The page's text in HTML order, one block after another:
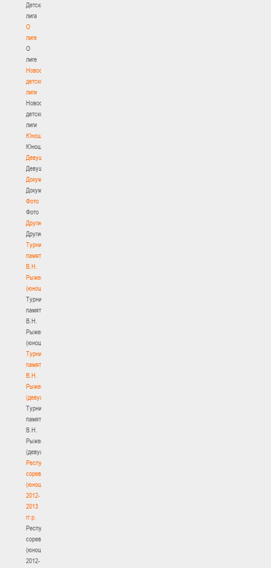
Детская
лига
О
лиге
О
лиге
Новости
детской
лиги
Новости
детской
лиги
Юноши
Юноши
Девушки
Девушки
Документы
Документы
Фото
Фото
Другие
Другие
Турнир
памяти
В.Н.
Рыженкова
(юноши)
Турнир
памяти
В.Н.
Рыженкова
(юноши)
Турнир
памяти
В.Н.
Рыженкова
(девушки)
Турнир
памяти
В.Н.
Рыженкова
(девушки)
Республиканские
соревнования
(юноши)
2012-
2013
гг.р.
Республиканские
соревнования
(юноши)
2012-